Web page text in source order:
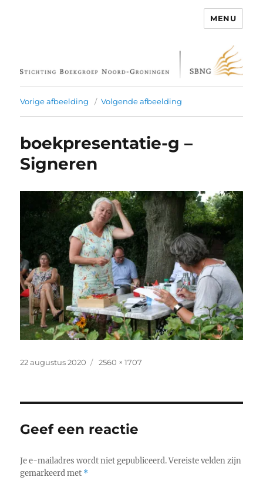
Stichting Boekgroep Noord-
MENU
Vorige afbeelding Volgende afbeelding
boekpresentatie-g –
Signeren
Geplaatst
22 augustus 2020
Volledige
2560 × 1707
Geef een reactie
Je e-mailadres wordt niet gepubliceerd. Vereiste velden zijn
gemarkeerd met *